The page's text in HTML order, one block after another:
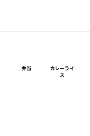
弁当
カレーライ
ス